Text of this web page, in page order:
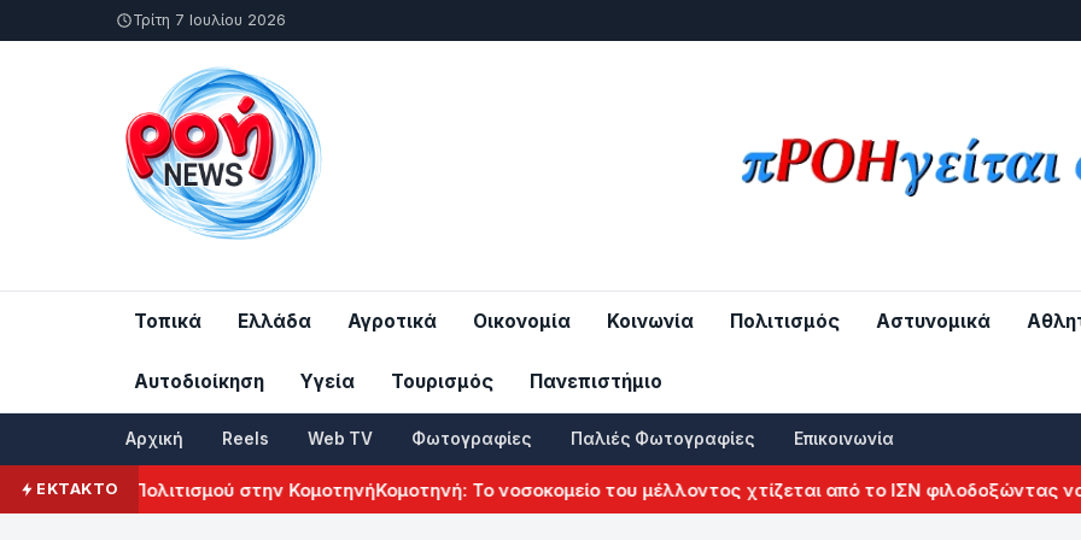
Τρίτη 7 Ιουλίου 2026
Τοπικά Ελλάδα Αγροτικά Οικονομία Κοινωνία Πολιτισμός Αστυνομικά
Αυτοδιοίκηση Υγεία Τουρισμός Πανεπιστήμιο
Αρχική Reels Web TV Φωτογραφίες Παλιές Φωτογραφίες Επικοινωνία
ΕΚΤΑΚΤΟΠολιτισμού στην ΚομοτηνήΚομοτηνή: Το νοσοκομείο του μέλλοντος χτίζεται από το ΙΣΝ φιλοδοξώντας να